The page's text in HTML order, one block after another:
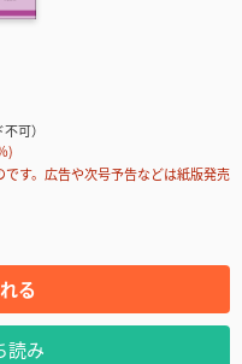
可）
)
す。広告や次号予告などは紙版発売
る
読み